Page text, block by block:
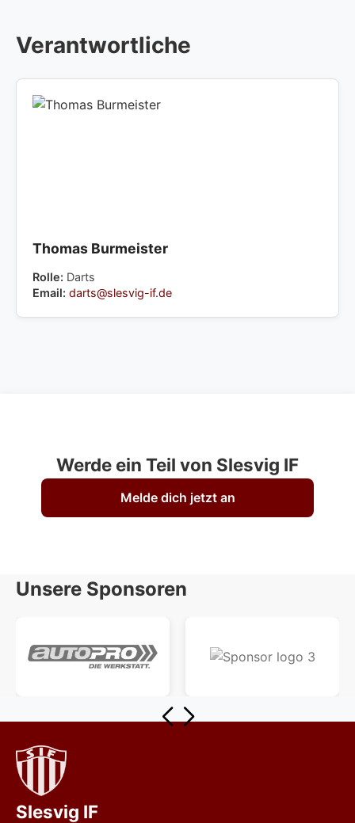
Verantwortliche
Thomas Burmeister
Rolle: Darts
Email: darts@slesvig-if.de
Werde ein Teil von Slesvig IF
Melde dich jetzt an
Unsere Sponsoren
Slesvig IF